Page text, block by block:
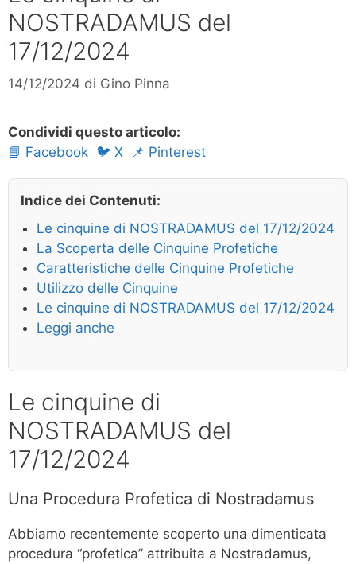
NOSTRADAMUS del
17/12/2024
14/12/2024 di Gino Pinna
Condividi questo articolo:
📘 Facebook 🐦 X 📌 Pinterest
Indice dei Contenuti:
Le cinquine di NOSTRADAMUS del 17/12/2024
La Scoperta delle Cinquine Profetiche
Caratteristiche delle Cinquine Profetiche
Utilizzo delle Cinquine
Le cinquine di NOSTRADAMUS del 17/12/2024
Leggi anche
Le cinquine di
NOSTRADAMUS del
17/12/2024
Una Procedura Profetica di Nostradamus
Abbiamo recentemente scoperto una dimenticata
procedura “profetica” attribuita a Nostradamus,